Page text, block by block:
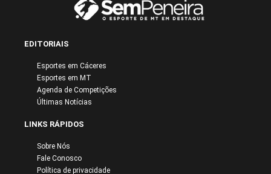
EDITORIAIS
Esportes em Cáceres
Esportes em MT
Agenda de Competições
Últimas Notícias
LINKS RÁPIDOS
Sobre Nós
Fale Conosco
Política de privacidade